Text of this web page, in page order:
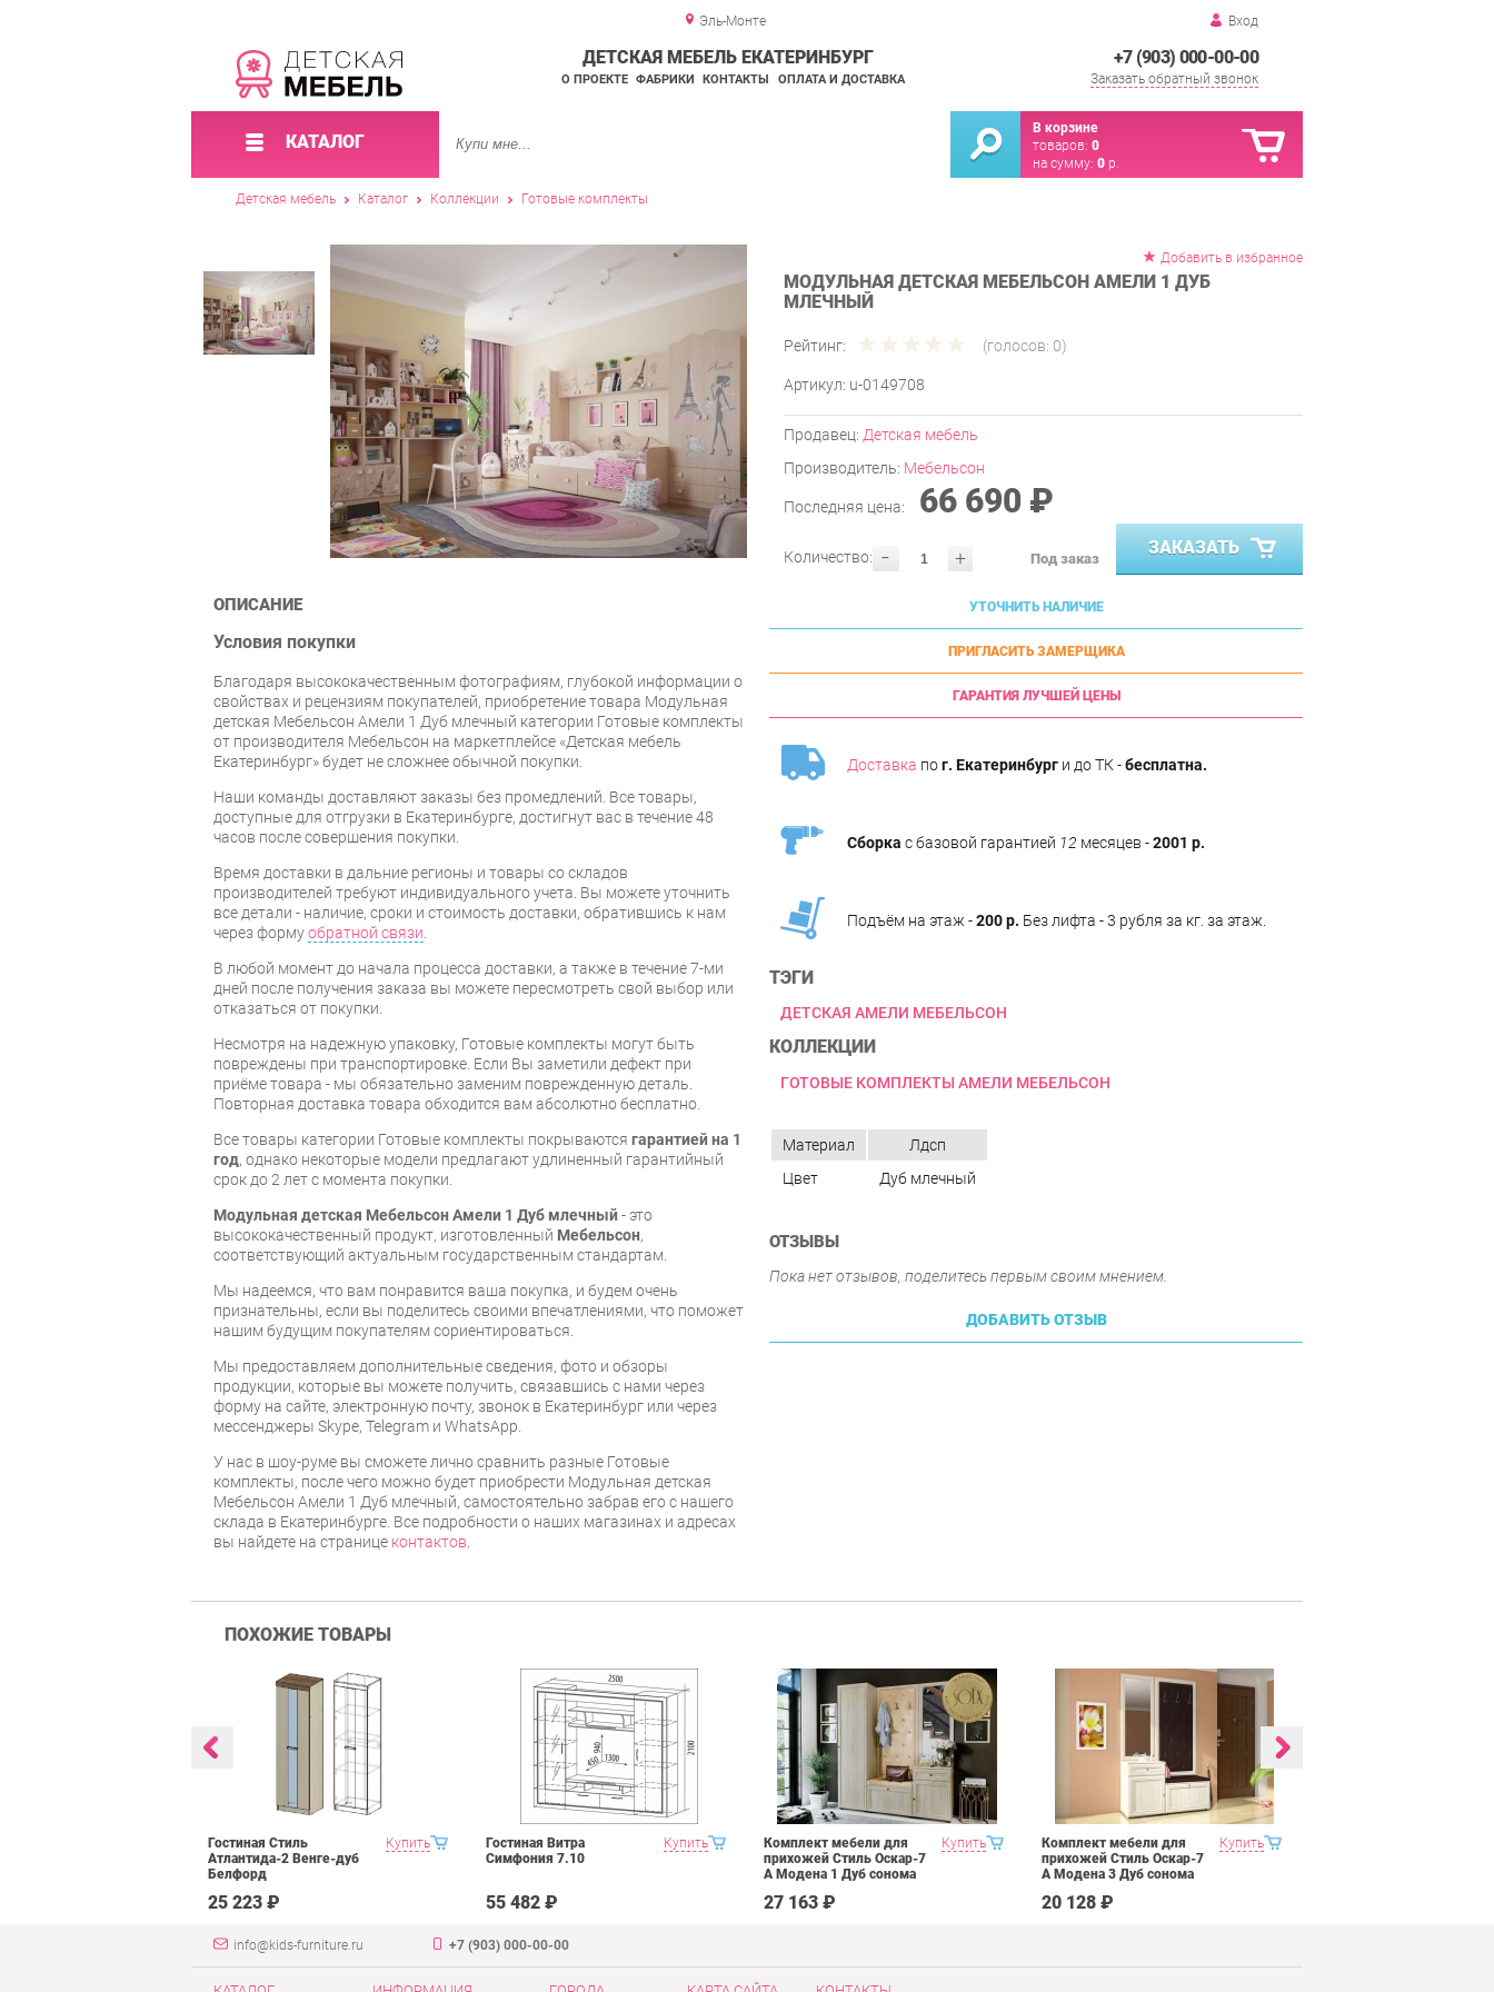
Эль-Монте Вход
+7 (903) 000-00-00
Заказать обратный звонок
ДЕТСКАЯ МЕБЕЛЬ ЕКАТЕРИНБУРГ
О ПРОЕКТЕ ФАБРИКИ КОНТАКТЫ ОПЛАТА И ДОСТАВКА
КАТАЛОГ
В корзине
товаров: 0
на сумму: 0 р.
Детская мебель Каталог Коллекции Готовые комплекты
Добавить в избранное
МОДУЛЬНАЯ ДЕТСКАЯ МЕБЕЛЬСОН АМЕЛИ 1 ДУБ
МЛЕЧНЫЙ
Рейтинг: (голосов: 0)
Артикул: u-0149708
Продавец: Детская мебель
Производитель: Мебельсон
Последняя цена: 66 690 ₽
- +
Количество: Под заказ
ЗАКАЗАТЬ
УТОЧНИТЬ НАЛИЧИЕ
ПРИГЛАСИТЬ ЗАМЕРЩИКА
ГАРАНТИЯ ЛУЧШЕЙ ЦЕНЫ
Доставка пог. Екатеринбург и до ТК -бесплатна.
Сборка с базовой гарантией 12 месяцев -2001 р.
Подъём на этаж -200 р. Без лифта - 3 рубля за кг. за этаж.
ТЭГИ
ДЕТСКАЯ АМЕЛИ МЕБЕЛЬСОН
КОЛЛЕКЦИИ
ГОТОВЫЕ КОМПЛЕКТЫ АМЕЛИ МЕБЕЛЬСОН
ОПИСАНИЕ
Условия покупки
Благодаря высококачественным фотографиям, глубокой информации о
свойствах и рецензиям покупателей, приобретение товара Модульная
детская Мебельсон Амели 1 Дуб млечный категории Готовые комплекты
от производителя Мебельсон на маркетплейсе «Детская мебель
Екатеринбург» будет не сложнее обычной покупки.
Наши команды доставляют заказы без промедлений. Все товары,
доступные для отгрузки в Екатеринбурге, достигнут вас в течение 48
часов после совершения покупки.
Время доставки в дальние регионы и товары со складов
производителей требуют индивидуального учета. Вы можете уточнить
все детали - наличие, сроки и стоимость доставки, обратившись к нам
через формуобратной связи
В любой момент до начала процесса доставки, а также в течение 7-ми
дней после получения заказа вы можете пересмотреть свой выбор или
отказаться от покупки.
Несмотря на надежную упаковку, Готовые комплекты могут быть
повреждены при транспортировке. Если Вы заметили дефект при
приёме товара - мы обязательно заменим поврежденную деталь.
Повторная доставка товара обходится вам абсолютно бесплатно.
Все товары категории Готовые комплекты покрываются гарантией на 1
год, однако некоторые модели предлагают удлиненный гарантийный
срок до 2 лет с момента покупки.
Модульная детская Мебельсон Амели 1 Дуб млечный- это
высококачественный продукт, изготовленный Мебельсон,
соответствующий актуальным государственным стандартам.
Мы надеемся, что вам понравится ваша покупка, и будем очень
признательны, если вы поделитесь своими впечатлениями, что поможет
нашим будущим покупателям сориентироваться.
Мы предоставляем дополнительные сведения, фото и обзоры
продукции, которые вы можете получить, связавшись с нами через
форму на сайте, электронную почту, звонок в Екатеринбург или через
мессенджеры Skype, Telegram и WhatsApp.
У нас в шоу-руме вы сможете лично сравнить разные Готовые
комплекты, после чего можно будет приобрести Модульная детская
Мебельсон Амели 1 Дуб млечный, самостоятельно забрав его с нашего
склада в Екатеринбурге. Все подробности о наших магазинах и адресах
вы найдете на странице контактов
Материал
Лдсп
Цвет
Дуб млечный
ОТЗЫВЫ
Пока нет отзывов, поделитесь первым своим мнением.
ДОБАВИТЬ ОТЗЫВ
ПОХОЖИЕ ТОВАРЫ
Купить
Гостиная Стиль
Атлантида-2 Венге-дуб
Белфорд
25 223 ₽
Купить
Гостиная Витра
Симфония 7.10
55 482 ₽
Купить
Комплект мебели для
прихожей Стиль Оскар-7
А Модена 1 Дуб сонома
27 163 ₽
Купить
Комплект мебели для
прихожей Стиль Оскар-7
А Модена 3 Дуб сонома
20 128 ₽
info@kids-furniture.ru +7 (903) 000-00-00